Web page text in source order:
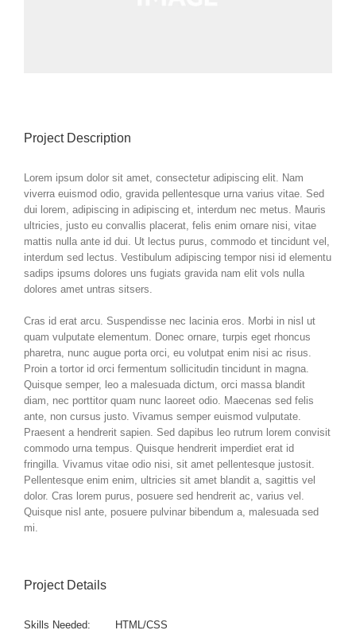
Project Description
Lorem ipsum dolor sit amet, consectetur adipiscing elit. Nam
viverra euismod odio, gravida pellentesque urna varius vitae. Sed
dui lorem, adipiscing in adipiscing et, interdum nec metus. Mauris
ultricies, justo eu convallis placerat, felis enim ornare nisi, vitae
mattis nulla ante id dui. Ut lectus purus, commodo et tincidunt vel,
interdum sed lectus. Vestibulum adipiscing tempor nisi id elementu
sadips ipsums dolores uns fugiats gravida nam elit vols nulla
dolores amet untras sitsers.
Cras id erat arcu. Suspendisse nec lacinia eros. Morbi in nisl ut
quam vulputate elementum. Donec ornare, turpis eget rhoncus
pharetra, nunc augue porta orci, eu volutpat enim nisi ac risus.
Proin a tortor id orci fermentum sollicitudin tincidunt in magna.
Quisque semper, leo a malesuada dictum, orci massa blandit
diam, nec porttitor quam nunc laoreet odio. Maecenas sed felis
ante, non cursus justo. Vivamus semper euismod vulputate.
Praesent a hendrerit sapien. Sed dapibus leo rutrum lorem convisit
commodo urna tempus. Quisque hendrerit imperdiet erat id
fringilla. Vivamus vitae odio nisi, sit amet pellentesque justosit.
Pellentesque enim enim, ultricies sit amet blandit a, sagittis vel
dolor. Cras lorem purus, posuere sed hendrerit ac, varius vel.
Quisque nisl ante, posuere pulvinar bibendum a, malesuada sed
mi.
Project Details
Skills Needed:
HTML/CSS